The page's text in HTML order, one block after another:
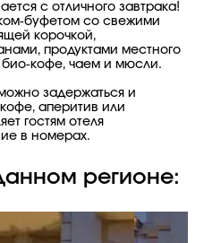
с отличного завтрака!
буфетом со свежими
корочкой,
продуктами местного
био-кофе, чаем и мюсли.
задержаться и
аперитив или
гостям отеля
в номерах.
регионе: